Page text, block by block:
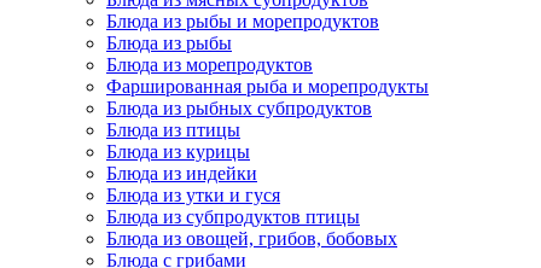
Блюда из рыбы и морепродуктов
Блюда из рыбы
Блюда из морепродуктов
Фаршированная рыба и морепродукты
Блюда из рыбных субпродуктов
Блюда из птицы
Блюда из курицы
Блюда из индейки
Блюда из утки и гуся
Блюда из субпродуктов птицы
Блюда из овощей, грибов, бобовых
Блюда с грибами